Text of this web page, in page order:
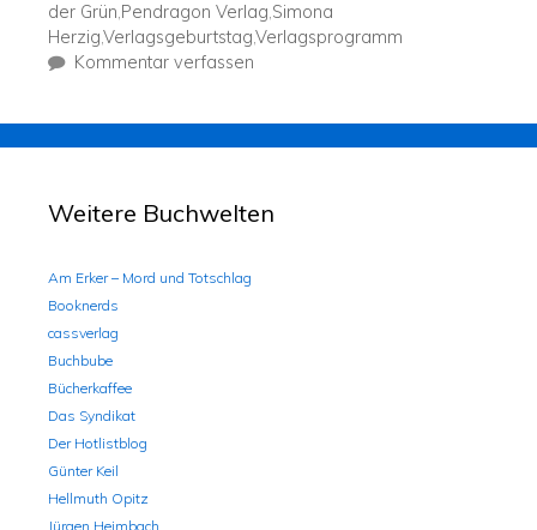
der Grün,Pendragon Verlag,Simona
Herzig,Verlagsgeburtstag,Verlagsprogramm
Kommentar verfassen
Weitere Buchwelten
Am Erker – Mord und Totschlag
Booknerds
cassverlag
Buchbube
Bücherkaffee
Das Syndikat
Der Hotlistblog
Günter Keil
Hellmuth Opitz
Jürgen Heimbach